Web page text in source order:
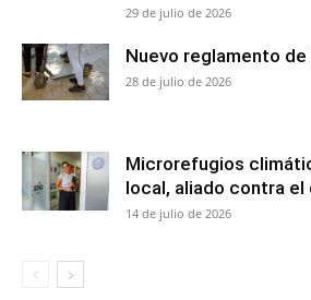
29 de julio de 2026
Nuevo reglamento de
28 de julio de 2026
Microrefugios
local, aliado contra el
14 de julio de 2026